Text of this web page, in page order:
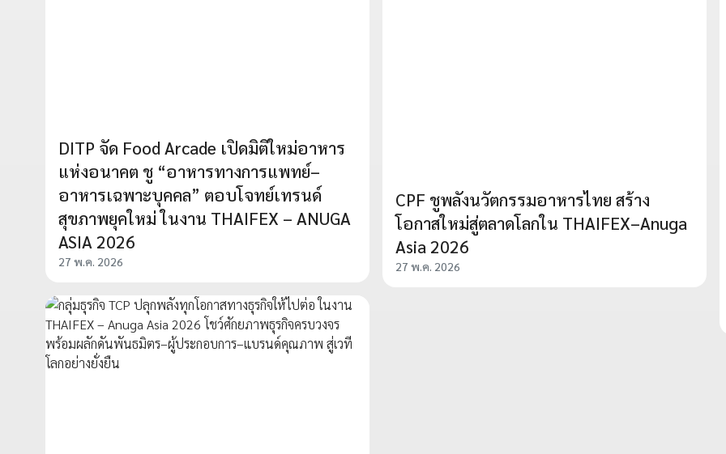
DITP จัด Food Arcade เปิดมิติใหม่อาหาร
แห่งอนาคต ชู “อาหารทางการแพทย์–
อาหารเฉพาะบุคคล” ตอบโจทย์เทรนด์
สุขภาพยุคใหม่ ในงาน THAIFEX – ANUGA
ASIA 2026
27 พ.ค. 2026
CPF ชูพลังนวัตกรรมอาหารไทย สร้าง
โอกาสใหม่สู่ตลาดโลกใน THAIFEX–Anuga
Asia 2026
27 พ.ค. 2026